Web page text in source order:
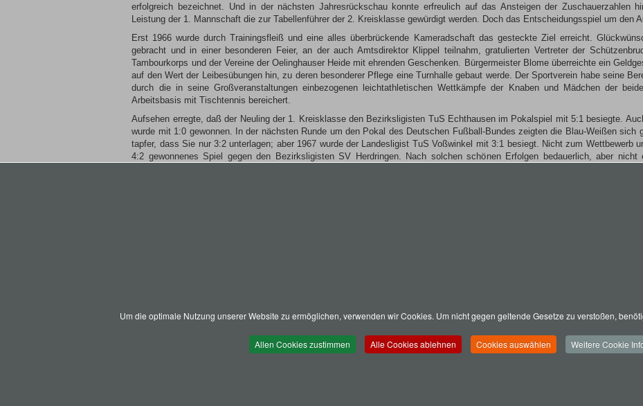
erfolgreich bezeichnet. Und in der nächsten Jahresrückschau konnte erfreulich auf das Ansteigen der Zuschauerzahlen
Leistung der 1. Mannschaft die zur Tabellenführer der 2. Kreisklasse gewürdigt werden. Doch das Entscheidungsspiel um den
Erst 1966 wurde durch Trainingsfleiß und eine alles überbrückende Kameradschaft das gesteckte Ziel erreicht.
gebracht und in einer besonderen Feier, an der auch Amtsdirektor Klippel teilnahm, gratulierten Vertreter der
Tambourkorps und der Vereine der Oelinghauser Heide mit ehrenden Geschenken. Bürgermeister Blome überreichte ein
auf den Wert der Leibesübungen hin, zu deren besonderer Pflege eine Turnhalle gebaut werde. Der Sportverein habe seine
durch die in seine Großveranstaltungen einbezogenen leichtathletischen Wettkämpfe der Knaben und Mädchen der
Arbeitsbasis mit Tischtennis bereichert.
Aufsehen erregte, daß der Neuling der 1. Kreisklasse den Bezirksligisten TuS Echthausen im Pokalspiel mit 5:1 besiegte.
wurde mit 1:0 gewonnen. In der nächsten Runde um den Pokal des Deutschen Fußball-Bundes zeigten die Blau-Weißen sich
tapfer, dass Sie nur 3:2 unterlagen; aber 1967 wurde der Landesligist TuS Voßwinkel mit 3:1 besiegt. Nicht zum Wettbewerb
4:2 gewonnenes Spiel gegen den Bezirksligisten SV Herdringen. Nach solchen schönen Erfolgen bedauerlich, aber
SV Holzen 1947, Braukweg 6, 59757 Arnsberg,SV-Holzen@web.de
Um die optimale Nutzung unserer Website zu ermöglichen, verwenden wir Cookies. Um nicht gegen geltende Gesetze zu verstoßen,
Allen Cookies zustimmen Alle Cookies ablehnen Cookies auswählen Weitere Cookie